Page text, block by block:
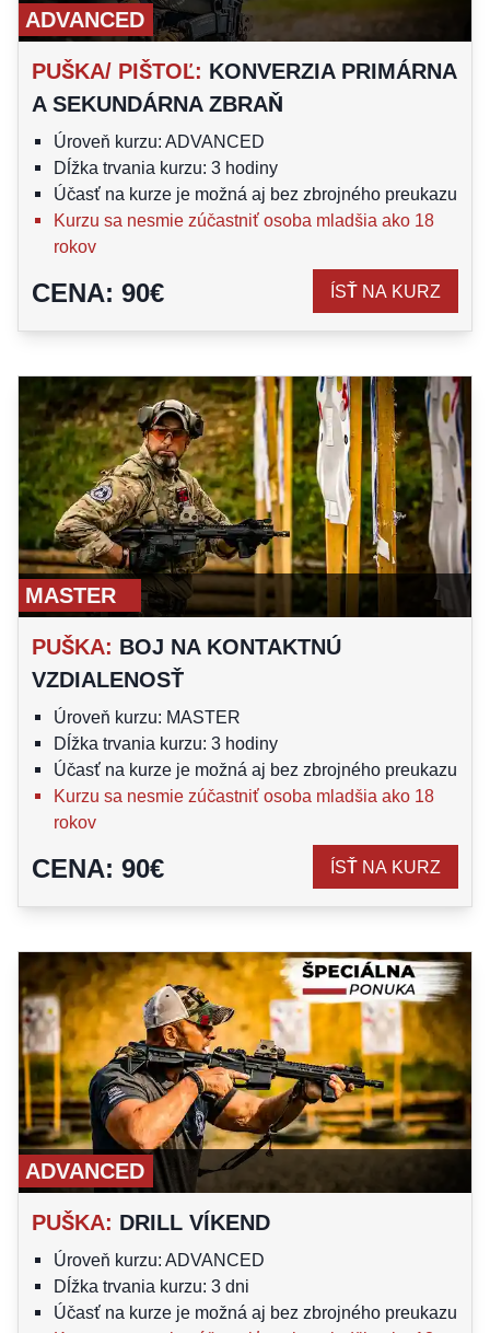
ADVANCED
PUŠKA/ PIŠTOĽ: KONVERZIA PRIMÁRNA
A SEKUNDÁRNA ZBRAŇ
Úroveň kurzu: ADVANCED
Dĺžka trvania kurzu: 3 hodiny
Účasť na kurze je možná aj bez zbrojného preukazu
Kurzu sa nesmie zúčastniť osoba mladšia ako 18
rokov
CENA: 90€ ÍSŤ NA KURZ
MASTER
PUŠKA: BOJ NA KONTAKTNÚ
VZDIALENOSŤ
Úroveň kurzu: MASTER
Dĺžka trvania kurzu: 3 hodiny
Účasť na kurze je možná aj bez zbrojného preukazu
Kurzu sa nesmie zúčastniť osoba mladšia ako 18
rokov
CENA: 90€ ÍSŤ NA KURZ
ADVANCED
PUŠKA: DRILL VÍKEND
Úroveň kurzu: ADVANCED
Dĺžka trvania kurzu: 3 dni
Účasť na kurze je možná aj bez zbrojného preukazu